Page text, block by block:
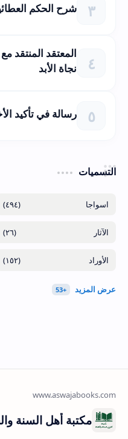
شرح الحكم
المعتقد المنتقد
نجاة الأبد
رسالة في تأكيد
التسميات
(٤٩٤)
(٢٦)
(١٥٢)
مكتبة أهل السنة